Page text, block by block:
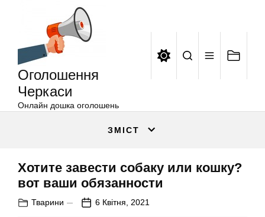
Оголошення
Черкаси
Онлайн дошка оголошень
ЗМІСТ
Хотите завести собаку или кошку?
вот ваши обязанности
Тварини 6 Квітня, 2021